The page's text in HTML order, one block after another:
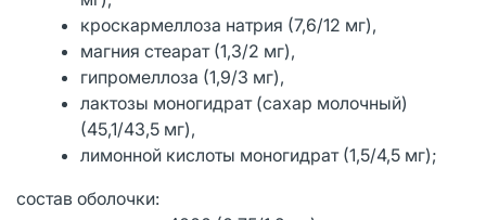
кроскармеллоза натрия (7,6/12 мг),
магния стеарат (1,3/2 мг),
гипромеллоза (1,9/3 мг),
лактозы моногидрат (сахар молочный)
(45,1/43,5 мг),
лимонной кислоты моногидрат (1,5/4,5 мг);
состав оболочки: